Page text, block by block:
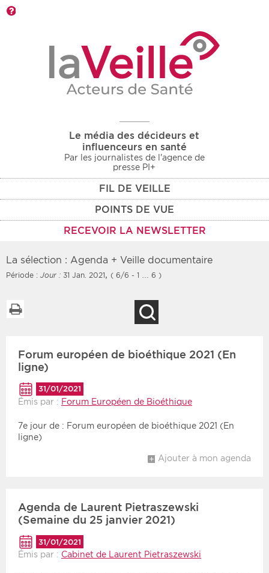
Le média des décideurs et
influenceurs en santé
Par les journalistes de l'agence de
presse PI+
FIL DE VEILLE
POINTS DE VUE
RECEVOIR LA NEWSLETTER
Rendez-vous des 7
prochains jours
Communiqués des 10
derniers jours
Type d'information
Rendez-vous
Sanitaire
Zone géographique
La sélection : Agenda + Veille documentaire
Période : Jour : 31 Jan. 2021, ( 6/6 - 1 … 6 )
Forum européen de bioéthique 2021 (En
ligne)
31/01/2021
Émis par : Forum Européen de Bioéthique
7e jour de : Forum européen de bioéthique 2021 (En
ligne)
Ajouter à mon agenda
Agenda de Laurent Pietraszewski
(Semaine du 25 janvier 2021)
31/01/2021
Émis par : Cabinet de Laurent Pietraszewski